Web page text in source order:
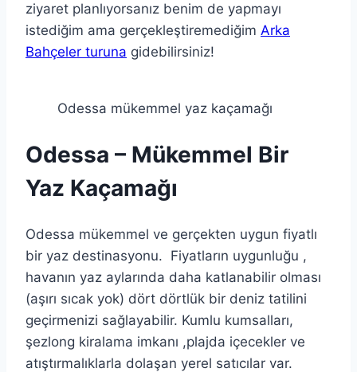
ziyaret planlıyorsanız benim de yapmayı
istediğim ama gerçekleştiremediğim Arka
Bahçeler turuna gidebilirsiniz!
Odessa mükemmel yaz kaçamağı
Odessa – Mükemmel Bir
Yaz Kaçamağı
Odessa mükemmel ve gerçekten uygun fiyatlı
bir yaz destinasyonu. Fiyatların uygunluğu ,
havanın yaz aylarında daha katlanabilir olması
(aşırı sıcak yok) dört dörtlük bir deniz tatilini
geçirmenizi sağlayabilir. Kumlu kumsalları,
şezlong kiralama imkanı ,plajda içecekler ve
atıştırmalıklarla dolaşan yerel satıcılar var.